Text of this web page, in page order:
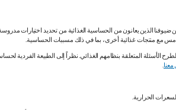
ضيوفنا الذين يعانون من الحساسية الغذائية من تحديد اختيارات
مع منتجات غذائية أخرى، بما في ذلك مسببات الحساسية.
المتعلقة بنظامهم الغذائي. نظراً إلى الطبيعة الفردية
.